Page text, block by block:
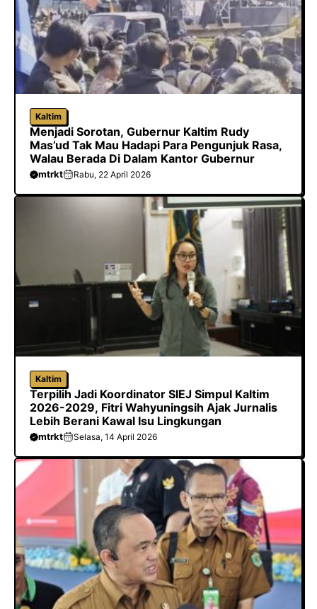
Kaltim
Menjadi Sorotan, Gubernur Kaltim Rudy
Mas’ud Tak Mau Hadapi Para Pengunjuk Rasa,
Walau Berada Di Dalam Kantor Gubernur
mtrkt Rabu, 22 April 2026
Kaltim
Terpilih Jadi Koordinator SIEJ Simpul Kaltim
2026-2029, Fitri Wahyuningsih Ajak Jurnalis
Lebih Berani Kawal Isu Lingkungan
mtrkt Selasa, 14 April 2026